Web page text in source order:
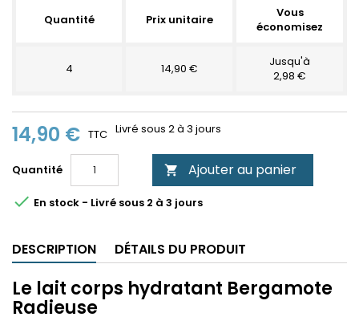
Quantité Prix unitaire
Vous
économisez
4 14,90 €
Jusqu'à
2,98 €
14,90 € TTC Livré sous 2 à 3 jours
Quantité  Ajouter au panier
 En stock - Livré sous 2 à 3 jours
DESCRIPTION DÉTAILS DU PRODUIT
Le lait corps hydratant Bergamote
Radieuse